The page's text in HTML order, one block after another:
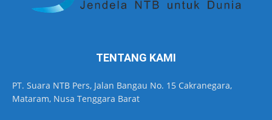
TENTANG KAMI
PT. Suara NTB Pers, Jalan Bangau No. 15 Cakranegara,
Mataram, Nusa Tenggara Barat